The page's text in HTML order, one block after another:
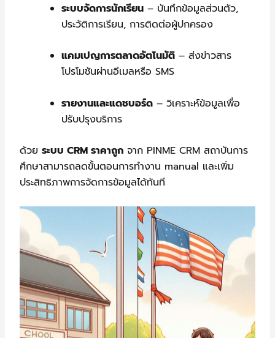
ระบบจัดการนักเรียน – บันทึกข้อมูลส่วนตัว,
ประวัติการเรียน, การติดต่อผู้ปกครอง
แคมเปญการตลาดอัตโนมัติ – ส่งข่าวสาร
โปรโมชันผ่านอีเมลหรือ SMS
รายงานและแดชบอร์ด – วิเคราะห์ข้อมูลเพื่อ
ปรับปรุงบริการ
ด้วยระบบ CRM ราคาถูก จาก PINME CRM สถาบันการ
ศึกษาสามารถลดขั้นตอนการทำงาน manual และเพิ่ม
ประสิทธิภาพการจัดการข้อมูลได้ทันที